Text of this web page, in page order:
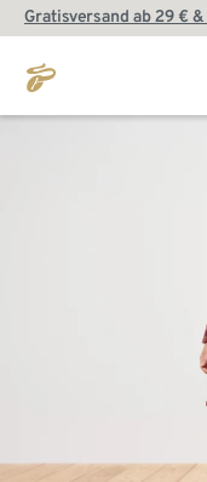
Gratisversand ab 29 €